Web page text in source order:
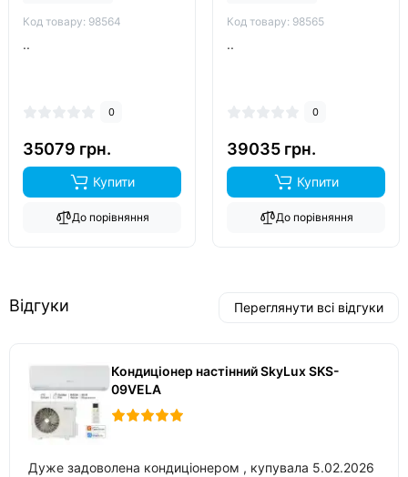
Код товару: 98564
..
0
35079 грн.
Купити
До порівняння
Код товару: 98565
..
0
39035 грн.
Купити
До порівняння
Відгуки Переглянути всі відгуки
Кондиціонер настінний SkyLux SKS-
09VELA
Дуже задоволена кондиціонером , купувала 5.02.2026